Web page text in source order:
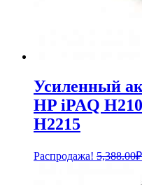
Усиленный
HP iPAQ
H2215
Распродажа! 5,388.00₽